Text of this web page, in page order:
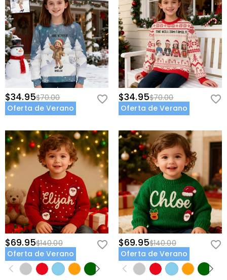
$34.95$70.00
Oferta de Verano
$34.95$70.00
Oferta de Verano
$69.95$140.00
Oferta de Verano
$69.95$140.00
Oferta de Verano